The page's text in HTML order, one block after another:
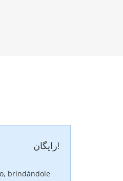
رایگان!
brindándole